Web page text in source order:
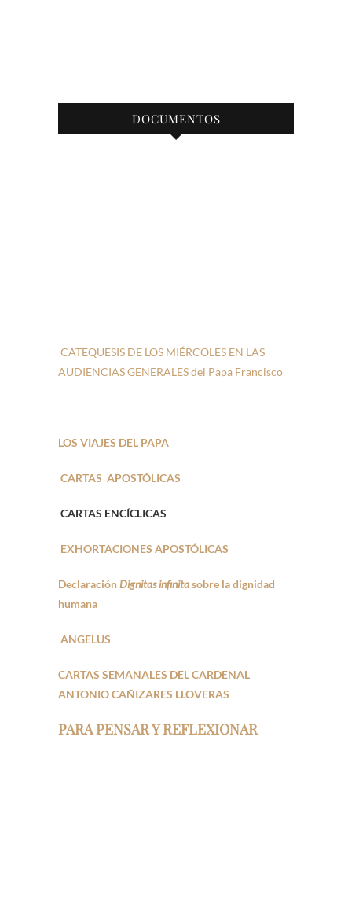
DOCUMENTOS
CATEQUESIS DE LOS MIÉRCOLES EN LAS
AUDIENCIAS GENERALES del Papa Francisco
LOS VIAJES DEL PAPA
CARTAS APOSTÓLICAS
CARTAS ENCÍCLICAS
EXHORTACIONES APOSTÓLICAS
DeclaraciónDignitas infinitasobre la dignidad
humana
ANGELUS
CARTAS SEMANALES DEL CARDENAL
ANTONIO CAÑIZARES LLOVERAS
PARA PENSAR Y REFLEXIONAR